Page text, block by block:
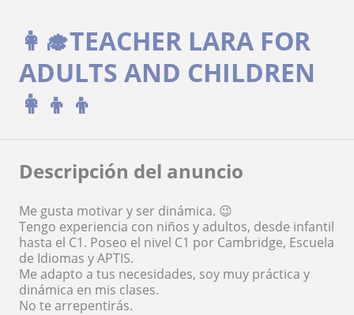
👩‍🎓TEACHER LARA FOR
ADULTS AND CHILDREN
👩‍👦‍👦
Descripción del anuncio
Me gusta motivar y ser dinámica. 😉
Tengo experiencia con niños y adultos, desde infantil
hasta el C1. Poseo el nivel C1 por Cambridge, Escuela
de Idiomas y APTIS.
Me adapto a tus necesidades, soy muy práctica y
dinámica en mis clases.
No te arrepentirás.